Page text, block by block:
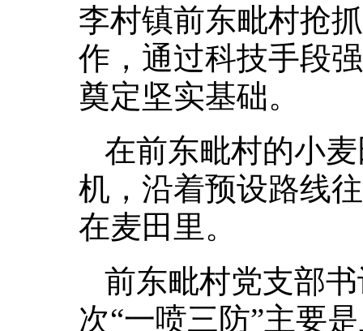
李村镇前东毗村抢
作，通过科技手段
奠定坚实基础。
在前东毗村的小
机，沿着预设路线
在麦田里。
前东毗村党支部
次“一喷三防”主要